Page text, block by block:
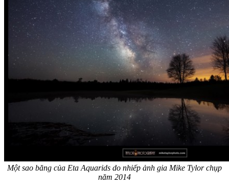
Một sao băng của Eta Aquarids do nhiếp ảnh gia Mike Tylor chụp
năm 2014